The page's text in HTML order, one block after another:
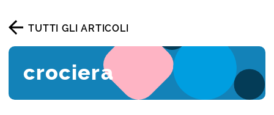
TUTTI GLI ARTICOLI
crociera